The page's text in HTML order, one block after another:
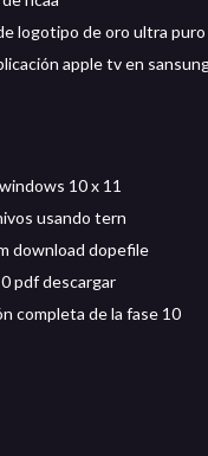
logotipo de oro ultra puro
apple tv en
10 x 11
usando tern
download dopefile
pdf descargar
completa de la fase 10